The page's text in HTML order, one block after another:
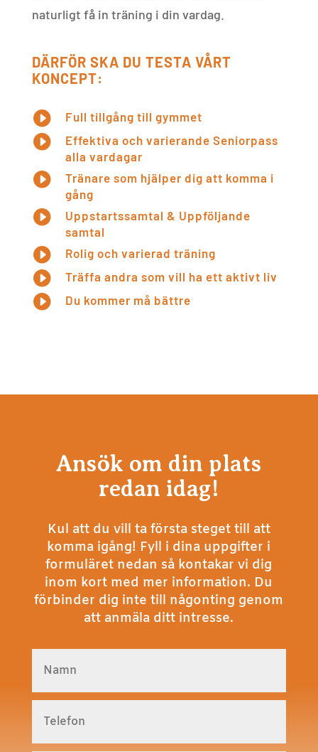
naturligt få in träning i din vardag.
DÄRFÖR SKA DU TESTA VÅRT
KONCEPT:
 Full tillgång till gymmet

Effektiva och varierande Seniorpass
alla vardagar

Tränare som hjälper dig att komma i
gång

Uppstartssamtal & Uppföljande
samtal
 Rolig och varierad träning
 Träffa andra som vill ha ett aktivt liv
 Du kommer må bättre
Ansök om din plats
redan idag!
Kul att du vill ta första steget till att
komma igång! Fyll i dina uppgifter i
formuläret nedan så kontakar vi dig
inom kort med mer information. Du
förbinder dig inte till någonting genom
att anmäla ditt intresse.